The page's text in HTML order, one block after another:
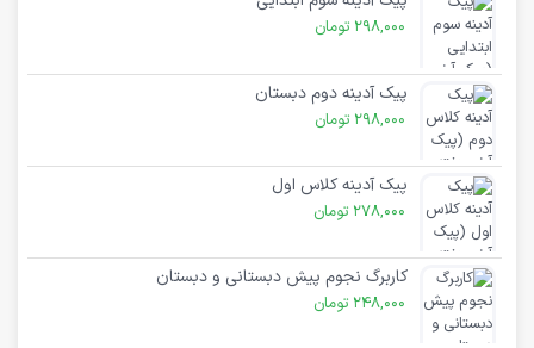
298,000 تومان
پیک آدینه دوم دبستان
298,000 تومان
پیک آدینه کلاس اول
278,000 تومان
کاربرگ نجوم پیش دبستانی و دبستان
248,000 تومان